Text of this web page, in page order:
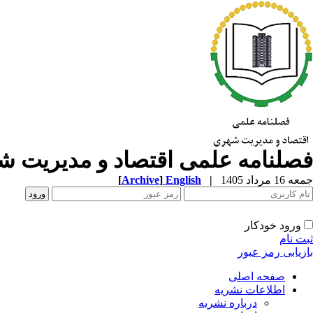
فصلنامه علمی اقتصاد و مدیریت
جمعه 16 مرداد 1405 |
English
[Archive]
ورود خودکار
ثبت نام
بازیابی رمز عبور
صفحه اصلی
اطلاعات نشریه
درباره نشریه